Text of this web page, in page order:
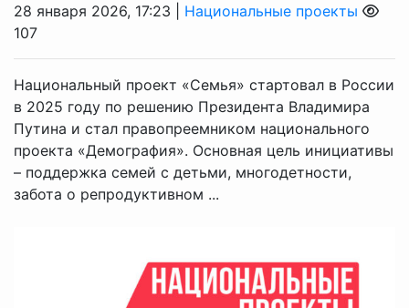
28 января 2026, 17:23 | Национальные проекты
107
Национальный проект «Семья» стартовал в России
в 2025 году по решению Президента Владимира
Путина и стал правопреемником национального
проекта «Демография». Основная цель инициативы
– поддержка семей с детьми, многодетности,
забота о репродуктивном ...